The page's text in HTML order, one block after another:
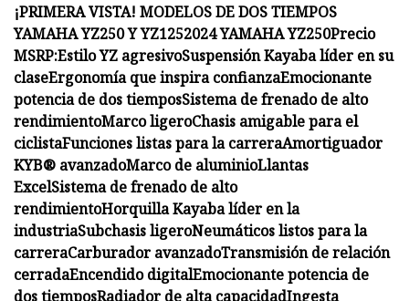
¡PRIMERA VISTA! MODELOS DE DOS TIEMPOS
YAMAHA YZ250 Y YZ1252024 YAMAHA YZ250Precio
MSRP:Estilo YZ agresivoSuspensión Kayaba líder en su
claseErgonomía que inspira confianzaEmocionante
potencia de dos tiemposSistema de frenado de alto
rendimientoMarco ligeroChasis amigable para el
ciclistaFunciones listas para la carreraAmortiguador
KYB® avanzadoMarco de aluminioLlantas
ExcelSistema de frenado de alto
rendimientoHorquilla Kayaba líder en la
industriaSubchasis ligeroNeumáticos listos para la
carreraCarburador avanzadoTransmisión de relación
cerradaEncendido digitalEmocionante potencia de
dos tiemposRadiador de alta capacidadIngesta